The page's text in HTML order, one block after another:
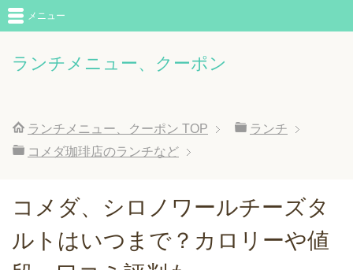
ランチメニュー、クーポン
メニュー
ランチメニュー、クーポン TOP
ランチ
コメダ珈琲店のランチなど
コメダ、シロノワールチーズタ
ルトはいつまで？カロリーや値